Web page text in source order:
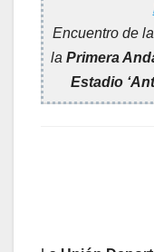
Encuentro de la
la Primera
Estadio